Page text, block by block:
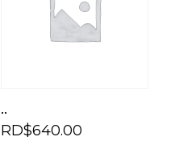
..
RD$640.00